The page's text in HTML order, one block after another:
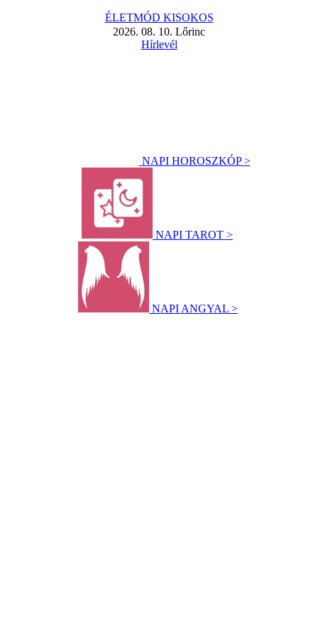
ÉLETMÓD KISOKOS
2026. 08. 10. Lőrinc
Hírlevél
NAPI HOROSZKÓP >
NAPI TAROT >
NAPI ANGYAL >